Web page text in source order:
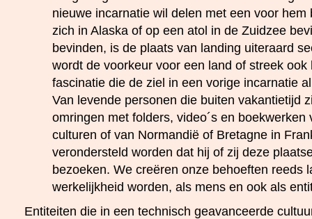
nieuwe incarnatie wil delen met een voor
zich in Alaska of op een atol in de Zuidzee
bevinden, is de plaats van landing uiteraard
wordt de voorkeur voor een land of streek ook
fascinatie die de ziel in een vorige incarnatie
Van levende personen die buiten vakantietijd
omringen met folders, video´s en boekwerken
culturen of van Normandië of Bretagne in
verondersteld worden dat hij of zij deze
bezoeken. We creëren onze behoeften reeds
werkelijkheid worden, als mens en ook als
Entiteiten die in een technisch geavanceerde